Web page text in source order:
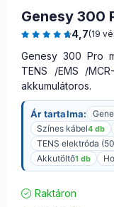
Genesy 300
4,7(19
Genesy 300 Pro
TENS /EMS /
akkumulátoros.
Ár tartalma:
Színes kábel4 db
TENS elektróda
Akkutöltő1 db
Raktáron